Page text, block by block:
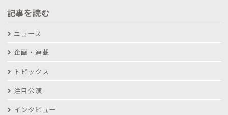
記事を読む
ニュース
企画・連載
トピックス
注目公演
インタビュー